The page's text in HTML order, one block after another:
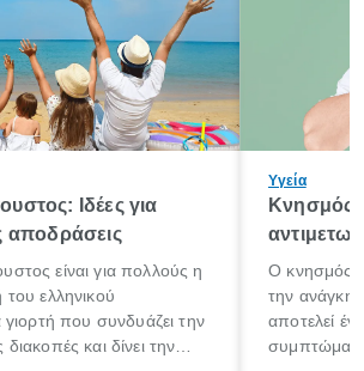
Ιδέες για
αποδράσεις
είναι για πολλούς η
του ελληνικού
γιορτή που συνδυάζει την
και δίνει την
Υγεία
Κνησμός:
Ο κνησμός
την ανάγκη
αποτελεί